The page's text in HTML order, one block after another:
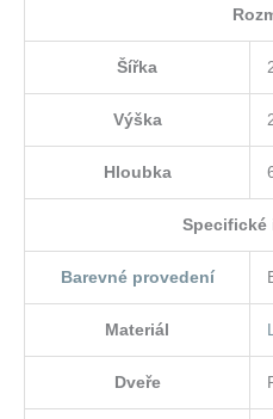
Šířka
Výška
Hloubka
Specifické
Barevné provedení
Materiál
Dveře